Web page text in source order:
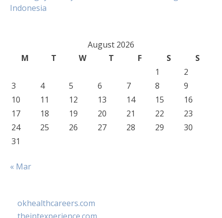
Indonesia
August 2026
M
T W T F S
S
1
2
3
4 5 6 7 8
9
10
11 12 13 14 15
16
17
18 19 20 21 22
23
24
25 26 27 28 29
30
31
« Mar
okhealthcareers.com